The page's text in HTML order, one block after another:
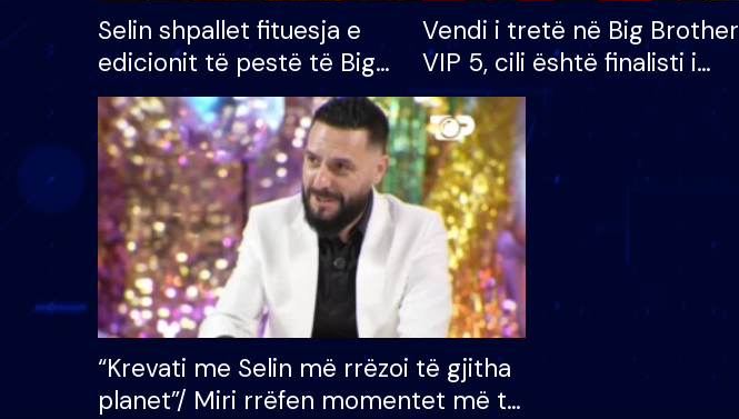
Selin shpallet fituesja e
edicionit të pestë të Big
Brother VIP, rrëmben
çmimin e madh prej 100
mijë eurosh
Vendi i tretë në Big Brother
VIP 5, cili është finalisti i
radhës që lë shtëpinë
“Krevati me Selin më rrëzoi të gjitha
planet”/ Miri rrëfen momentet më të